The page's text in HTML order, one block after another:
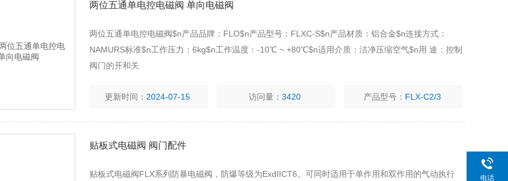
两位五通单电控电磁阀 单向电磁阀
两位五通单电控电磁阀$n产品品牌：FLO$n产品型号：FLXC-S$n产品材质：铝合金$n连接方式：
NAMURS标准$n工作压力：6kg$n工作温度：-10℃ ~ +80℃$n适用介质：洁净压缩空气$n用 途：控制
阀门的开和关
更新时间： 2024-07-15 访问量：3420 产品型号： FLX-C2/3
贴板式电磁阀 阀门配件
贴板式电磁阀FLX系列防暴电磁阀，防爆等级为ExdIICT6。可同时适用于单作用和双作用的气动执行
电话